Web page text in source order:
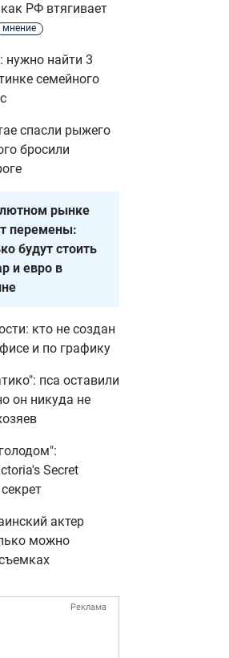
РФ втягивает
мнение
нужно найти 3
семейного
спасли рыжего
бросили
рынке
перемены:
будут стоить
и евро в
кто не создан
и по графику
пса оставили
он никуда не
Secret
актер
можно
Реклама